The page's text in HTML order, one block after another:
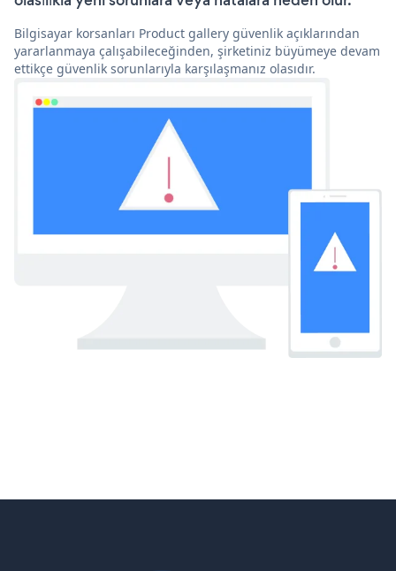
Bilgisayar korsanları Product gallery güvenlik açıklarından
yararlanmaya çalışabileceğinden, şirketiniz büyümeye devam
ettikçe güvenlik sorunlarıyla karşılaşmanız olasıdır.